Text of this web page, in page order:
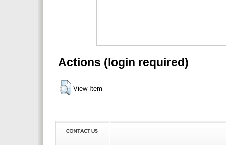
Actions (login required)
View Item